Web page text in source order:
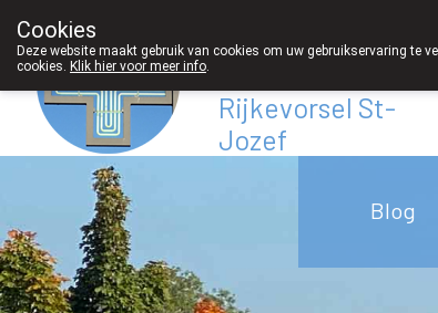
Apotheek
Rijkevorsel St-
Jozef
Blog
Cookies
Deze website maakt gebruik van cookies om uw gebruikservaring te
cookies. Klik hier voor meer info.